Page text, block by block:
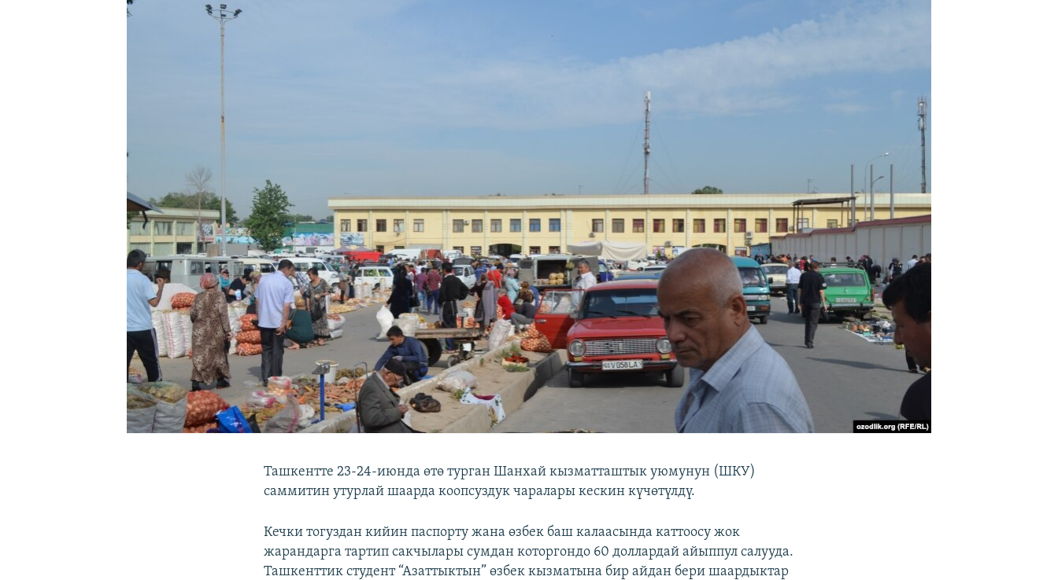
Ташкентте 23-24-июнда өтө турган Шанхай кызматташтык уюмунун (ШКУ)
саммитин утурлай шаарда коопсуздук чаралары кескин күчөтүлдү.
Кечки тогуздан кийин паспорту жана өзбек баш калаасында каттоосу жок
жарандарга тартип сакчылары сумдан которгондо 60 доллардай айыппул салууда.
Ташкенттик студент “Азаттыктын” өзбек кызматына бир айдан бери шаардыктар